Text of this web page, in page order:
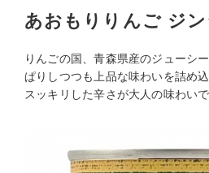
あおもりりんご ジ
りんごの国、青森県産のジューシ
ぱりしつつも上品な味わいを詰め
スッキリした辛さが大人の味わいで